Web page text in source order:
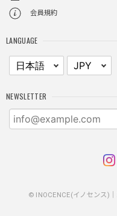
会員規約
LANGUAGE
NEWSLETTER
© INOCENCE(イノセンス)